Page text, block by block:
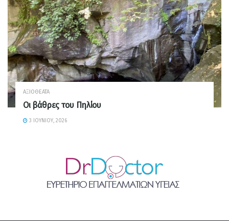
ΑΞΙΟΘΈΑΤΑ
Οι βάθρες του Πηλίου
3 ΙΟΥΝΊΟΥ, 2026